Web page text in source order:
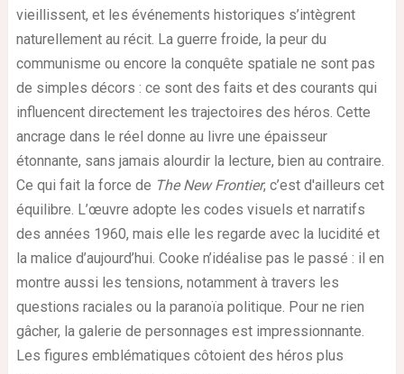
vieillissent, et les événements historiques s’intègrent
naturellement au récit. La guerre froide, la peur du
communisme ou encore la conquête spatiale ne sont pas
de simples décors : ce sont des faits et des courants qui
influencent directement les trajectoires des héros. Cette
ancrage dans le réel donne au livre une épaisseur
étonnante, sans jamais alourdir la lecture, bien au contraire.
Ce qui fait la force de The New Frontier, c’est d'ailleurs cet
équilibre. L’œuvre adopte les codes visuels et narratifs
des années 1960, mais elle les regarde avec la lucidité et
la malice d’aujourd’hui. Cooke n’idéalise pas le passé : il en
montre aussi les tensions, notamment à travers les
questions raciales ou la paranoïa politique. Pour ne rien
gâcher, la galerie de personnages est impressionnante.
Les figures emblématiques côtoient des héros plus